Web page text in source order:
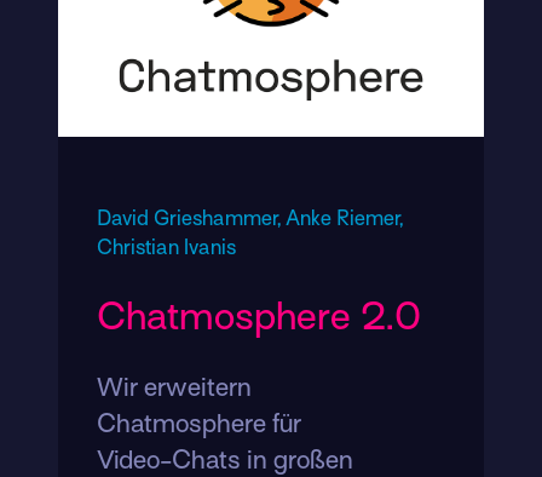
David Grieshammer, Anke Riemer,
Christian Ivanis
Chatmosphere 2.0
Wir erweitern
Chatmosphere für
Video-Chats in großen